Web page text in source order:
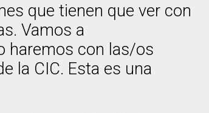
que tienen que ver con
Vamos a
haremos con las/os
la CIC. Esta es una